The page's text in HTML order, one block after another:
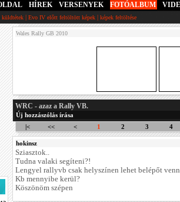
HÍREK VERSENYEK FOTÓALBUM
küldtétek | Evo IV előtt feltöltött képek | képek feltöltése
Wales Rally GB 2010
WRC - azaz a Rally VB.
Új hozzászólás írása
|<
<< < 1 2 3 4
hokinsz
Sziasztok..
Tudna valaki segíteni?!
Lengyel rallyvb csak helyszínen lehet belépőt
Kb mennyibe kerül?
Köszönöm szépen